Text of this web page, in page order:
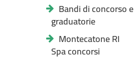
Bandi di concorso e
graduatorie
Montecatone RI
Spa concorsi